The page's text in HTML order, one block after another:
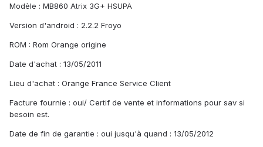
Modèle : MB860 Atrix 3G+ HSUPÄ
Version d'android : 2.2.2 Froyo
ROM : Rom Orange origine
Date d'achat : 13/05/2011
Lieu d'achat : Orange France Service Client
Facture fournie : oui/ Certif de vente et informations pour sav si
besoin est.
Date de fin de garantie : oui jusqu'à quand : 13/05/2012